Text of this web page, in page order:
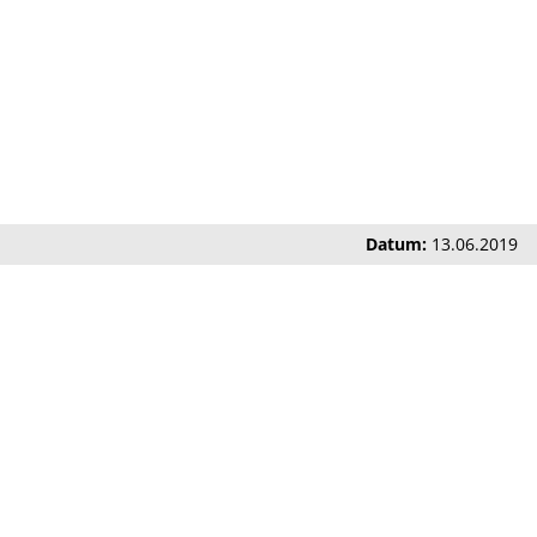
Datum: 13.06.2019